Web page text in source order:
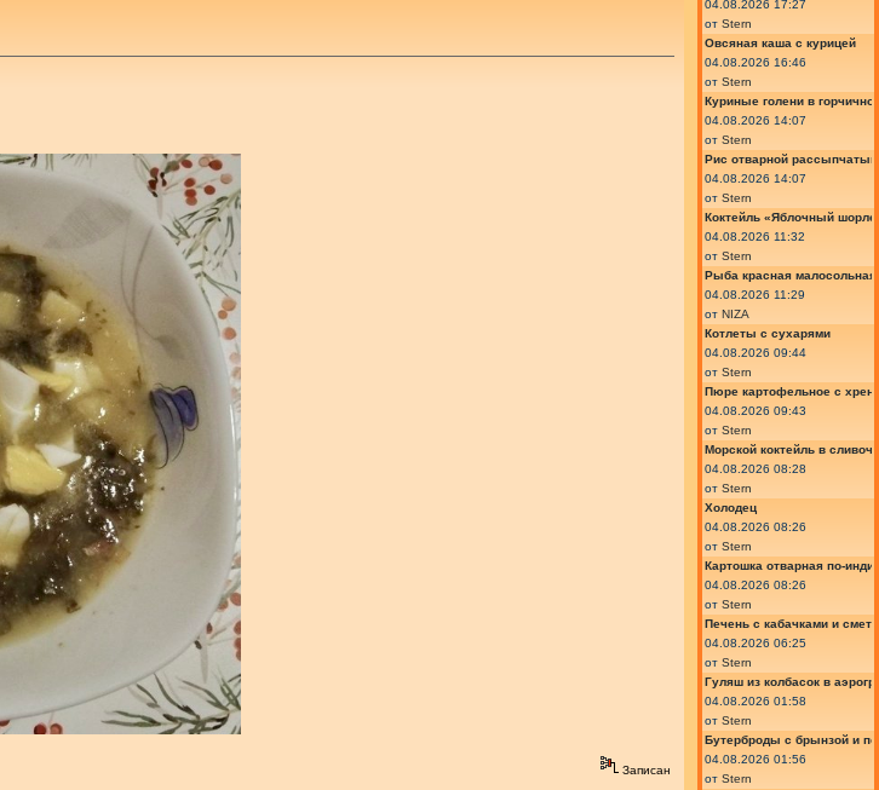
Записан
04.08.2026 17:27
от Stern
Овсяная каша с курицей
04.08.2026 16:46
от Stern
Куриные голени в
04.08.2026 14:07
от Stern
Рис отварной рассыпчатый
04.08.2026 14:07
от Stern
Коктейль «Яблочный
04.08.2026 11:32
от Stern
Рыба красная малосольная
04.08.2026 11:29
от NIZA
Котлеты с сухарями
04.08.2026 09:44
от Stern
Пюре картофельное с
04.08.2026 09:43
от Stern
Морской коктейль в
04.08.2026 08:28
от Stern
Холодец
04.08.2026 08:26
от Stern
Картошка отварная по-
04.08.2026 08:26
от Stern
Печень с кабачками и
04.08.2026 06:25
от Stern
Гуляш из колбасок в
04.08.2026 01:58
от Stern
Бутерброды с брынзой и
04.08.2026 01:56
от Stern